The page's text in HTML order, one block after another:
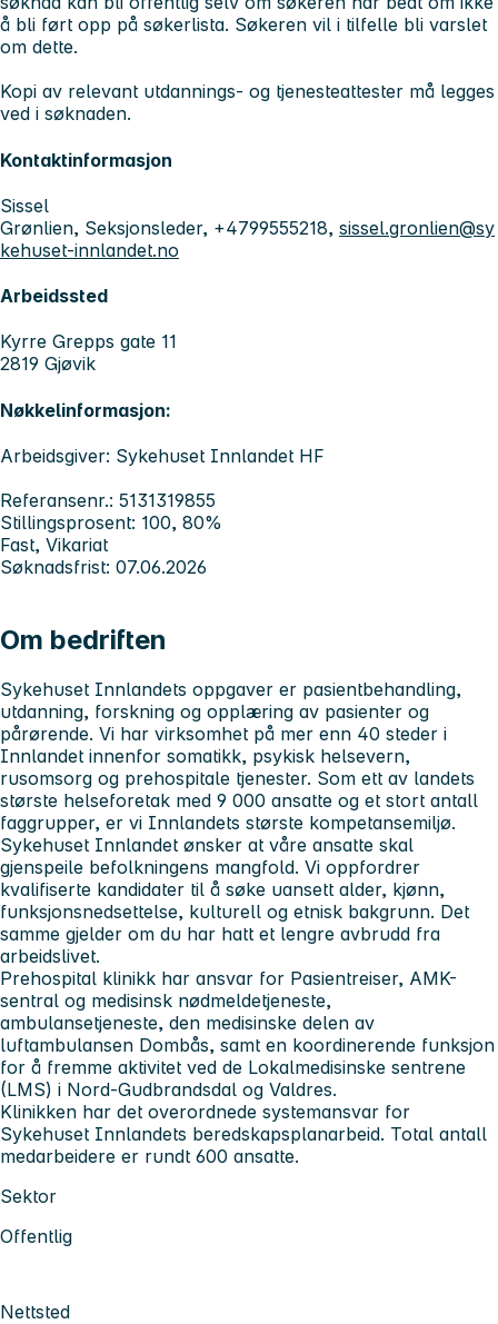
å bli ført opp på søkerlista. Søkeren vil i tilfelle bli varslet
om dette.
Kopi av relevant utdannings- og tjenesteattester må legges
ved i søknaden.
Kontaktinformasjon
Sissel
Grønlien, Seksjonsleder, +4799555218, sissel.gronlien@sy
kehuset-innlandet.no
Arbeidssted
Kyrre Grepps gate 11
2819 Gjøvik
Nøkkelinformasjon:
Arbeidsgiver: Sykehuset Innlandet HF
Referansenr.: 5131319855
Stillingsprosent: 100, 80%
Fast, Vikariat
Søknadsfrist: 07.06.2026
Om bedriften
Sykehuset Innlandets oppgaver er pasientbehandling,
utdanning, forskning og opplæring av pasienter og
pårørende. Vi har virksomhet på mer enn 40 steder i
Innlandet innenfor somatikk, psykisk helsevern,
rusomsorg og prehospitale tjenester. Som ett av landets
største helseforetak med 9 000 ansatte og et stort antall
faggrupper, er vi Innlandets største kompetansemiljø.
Sykehuset Innlandet ønsker at våre ansatte skal
gjenspeile befolkningens mangfold. Vi oppfordrer
kvalifiserte kandidater til å søke uansett alder, kjønn,
funksjonsnedsettelse, kulturell og etnisk bakgrunn. Det
samme gjelder om du har hatt et lengre avbrudd fra
arbeidslivet.
Prehospital klinikk har ansvar for Pasientreiser, AMK-
sentral og medisinsk nødmeldetjeneste,
ambulansetjeneste, den medisinske delen av
luftambulansen Dombås, samt en koordinerende funksjon
for å fremme aktivitet ved de Lokalmedisinske sentrene
(LMS) i Nord-Gudbrandsdal og Valdres.
Klinikken har det overordnede systemansvar for
Sykehuset Innlandets beredskapsplanarbeid. Total antall
medarbeidere er rundt 600 ansatte.
Sektor
Offentlig
Nettsted